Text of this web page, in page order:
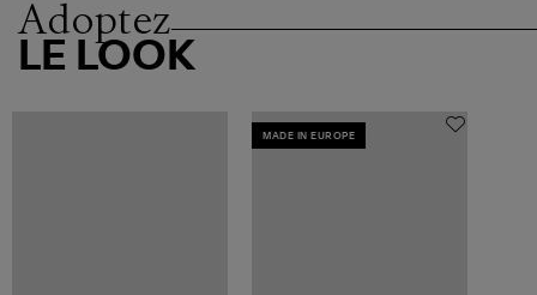
Adoptez
LE LOOK
MADE IN EUROPE